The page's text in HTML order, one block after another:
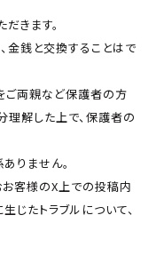
きます。
銭と交換することはで
両親など保護者の方
理解した上で、保護者の
りません。
客様のX上での投稿内
たトラブルについて、